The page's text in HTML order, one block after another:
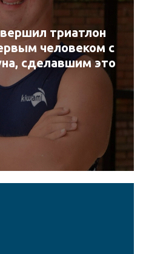
триатлон
человеком с
сделавшим это